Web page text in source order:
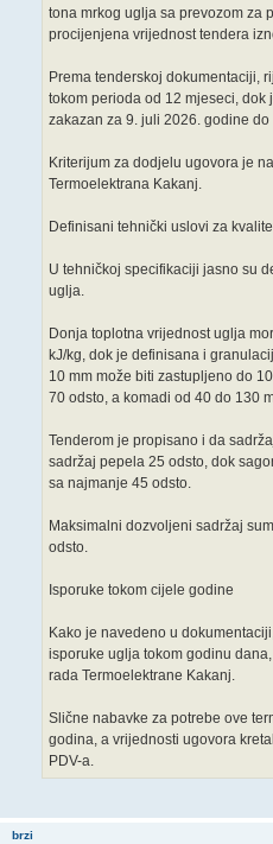
tona mrkog uglja sa prevozom za
procijenjena vrijednost tendera
Prema tenderskoj dokumentaciji,
tokom perioda od 12 mjeseci,
zakazan za 9. juli 2026. godine do
Kriterijum za dodjelu ugovora je
Termoelektrana Kakanj.
Definisani tehnički uslovi za
U tehničkoj specifikaciji jasno su
uglja.
Donja toplotna vrijednost uglja
kJ/kg, dok je definisana i
10 mm može biti zastupljeno do
70 odsto, a komadi od 40 do 130
Tenderom je propisano i da
sadržaj pepela 25 odsto, dok
sa najmanje 45 odsto.
Maksimalni dozvoljeni sadržaj
odsto.
Isporuke tokom cijele godine
Kako je navedeno u
isporuke uglja tokom godinu
rada Termoelektrane Kakanj.
Slične nabavke za potrebe ove
godina, a vrijednosti ugovora
PDV-a.
brzi